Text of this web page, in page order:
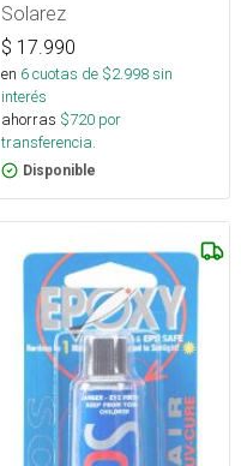
Solarez
$ 17.990
en 6cuotas de $2.998sin
interés
ahorras $720 por
transferencia.
Disponible